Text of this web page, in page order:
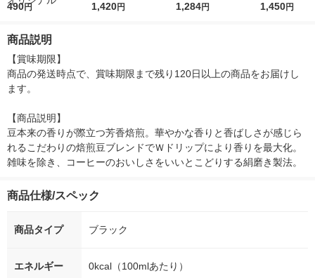
r（ロハコウォータ
シ） オリジナル
490円
レス 500ml 1箱（24
1,420円
ウ） by BLACK無糖 5
1,284円
r 410ml 1箱（
1,450円
商品説明
【賞味期限】
商品の発送時点で、賞味期限まで残り120日以上の商品をお届けし
ます。
【商品説明】
豆本来の香りが際立つ芳香焙煎。華やかな香りと香ばしさが感じら
れるこだわりの焙煎豆ブレンドでＷドリップにより香りを最大化。
雑味を除き、コーヒーのおいしさをいいとこどりする絹磨き製法。
商品仕様/スペック
商品タイプ ブラック
エネルギー 0kcal（100mlあたり）